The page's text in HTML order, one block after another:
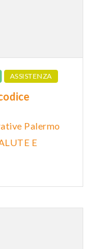
ASSISTENZA
Palermo
E